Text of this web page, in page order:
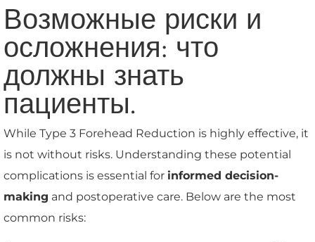
Возможные риски и
осложнения: что
должны знать
пациенты.
While Type 3 Forehead Reduction is highly effective, it
is not without risks. Understanding these potential
complications is essential for informed decision-
making and postoperative care. Below are the most
common risks: